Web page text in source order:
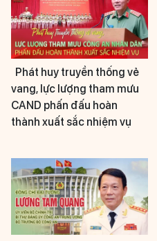
Phát huy truyền thống vẻ
vang, lực lượng tham mưu
CAND phấn đấu hoàn
thành xuất sắc nhiệm vụ